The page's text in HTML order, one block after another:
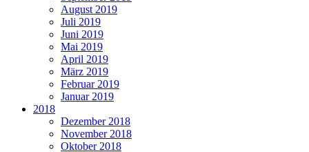
August 2019
Juli 2019
Juni 2019
Mai 2019
April 2019
März 2019
Februar 2019
Januar 2019
2018
Dezember 2018
November 2018
Oktober 2018